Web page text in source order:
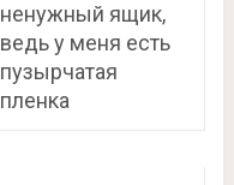
ненужный ящик,
ведь у меня есть
пузырчатая
пленка